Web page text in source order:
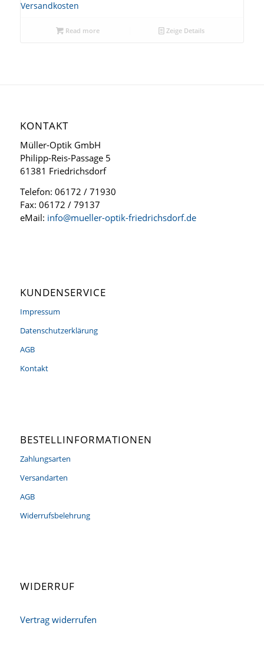
Versandkosten
Read more Zeige Details
KONTAKT
Müller-Optik GmbH
Philipp-Reis-Passage 5
61381 Friedrichsdorf
Telefon: 06172 / 71930
Fax: 06172 / 79137
eMail: info@mueller-optik-friedrichsdorf.de
KUNDENSERVICE
Impressum
Datenschutzerklärung
AGB
Kontakt
BESTELLINFORMATIONEN
Zahlungsarten
Versandarten
AGB
Widerrufsbelehrung
WIDERRUF
Vertrag widerrufen